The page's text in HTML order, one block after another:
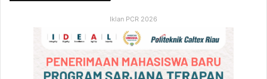
Iklan PCR 2026